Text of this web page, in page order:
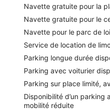
accessibles directement sur
activités peuvent faire l'objet
Le spa dispose de 2 salles
aux couples, ainsi que
services proposés incluent
corporels. Le spa propose
l'aromathérapie. Le spa est
Nos clients nous ont dit qu'ils
personnel attentionné de
Dubai. Lors de votre séjour,
Navette gratuite pour la
Navette gratuite pour le
Navette pour le parc de
Service de location de
Parking longue durée
Parking avec voiturier
Parking sur place limité,
Disponibilité d’un parking
mobilité réduite